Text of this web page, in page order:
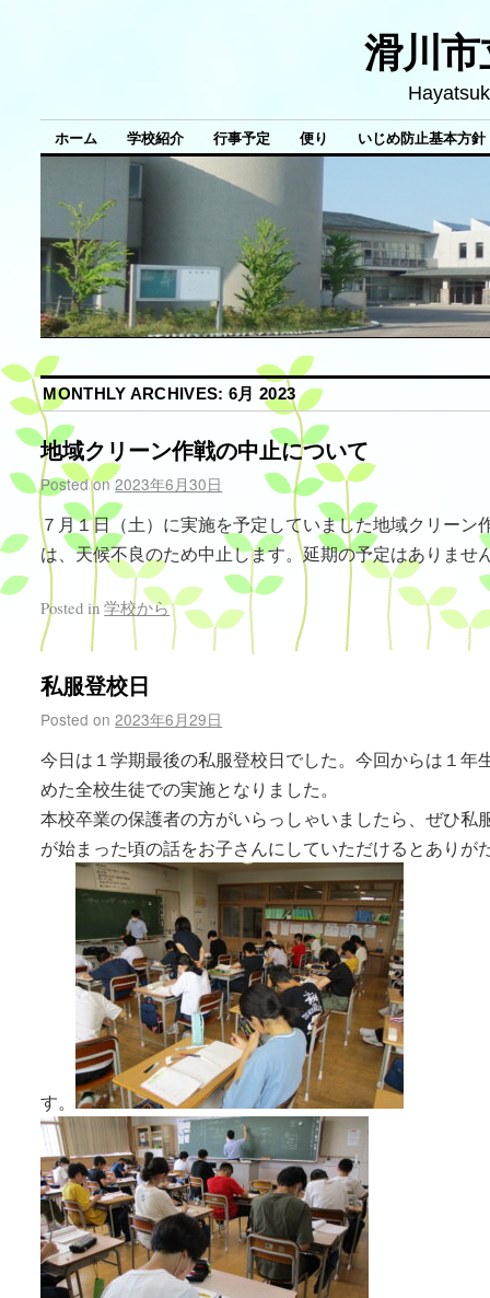
滑川市
ホーム 学校紹介 行事予定 便り いじめ防止基本方針
MONTHLY ARCHIVES:6月 2023
地域クリーン作戦の中止について
Posted on 2023年6月30日
７月１日（土）に実施を予定していました地域クリーン
は、天候不良のため中止します。延期の予定はありませ
Posted in 学校から
私服登校日
Posted on 2023年6月29日
今日は１学期最後の私服登校日でした。今回からは１年
めた全校生徒での実施となりました。
本校卒業の保護者の方がいらっしゃいましたら、ぜひ私
が始まった頃の話をお子さんにしていただけるとありが
す。